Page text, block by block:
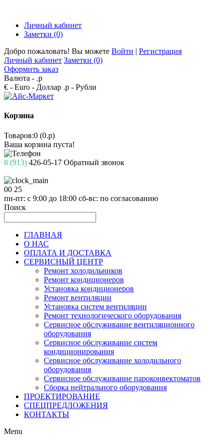
Личный кабинет
Заметки (0)
Добро пожаловать! Вы можете Войти | Регистрация
Личный кабинет Заметки (0)
Оформить заказ
Валюта - .р
€ - Euro - Доллар .р - Рубли
Корзина
Товаров:0 (0.р)
Ваша корзина пуста!
8 (913) 426-05-17 Обратный звонок
00 25
пн-пт: с 9:00 до 18:00 сб-вс: по согласованию
Поиск
ГЛАВНАЯ
О НАС
ОПЛАТА И ДОСТАВКА
СЕРВИСНЫЙ ЦЕНТР
Ремонт холодильников
Ремонт кондиционеров
Установка кондиционеров
Ремонт вентиляции
Установка систем вентиляции
Ремонт технологического оборудования
Cервисное обслуживание вентиляционного
оборудования
Cервисное обслуживание систем
кондиционирования
Cервисное обслуживание холодильного
оборудования
Сервисное обслуживание пароконвектоматов
Сборка нейтрального оборудования
ПРОЕКТИРОВАНИЕ
СПЕЦПРЕДЛОЖЕНИЯ
КОНТАКТЫ
Menu